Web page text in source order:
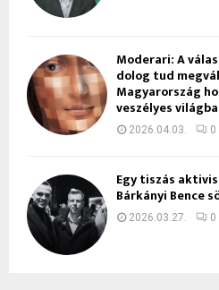
Moderari: A
dolog tud
Magyarország
veszélyes
2026.04.03. 0
Egy tiszás
Bárkányi Bence
2026.03.27. 0